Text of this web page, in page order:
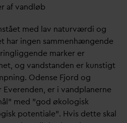
af vandløb
med lav naturværdi og
har ingen sammenhængende
marker er
og vandstanden er kunstigt
Odense Fjord og
Everenden, er i vandplanerne
med ”god økologisk
potentiale”. Hvis dette skal